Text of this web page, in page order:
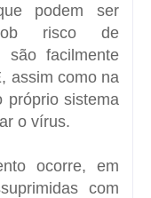
podem ser
risco de
são facilmente
assim como na
próprio sistema
o vírus.
ocorre, em
com